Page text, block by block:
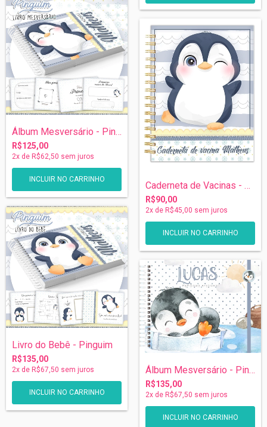
Álbum Mesversário - Pinguim
R$125,00
2x de R$62,50 sem juros
Caderneta de Vacinas - Pinguim
R$90,00
2x de R$45,00 sem juros
Livro do Bebê - Pinguim
R$135,00
2x de R$67,50 sem juros Álbum Mesversário - Pinguim
R$135,00
2x de R$67,50 sem juros